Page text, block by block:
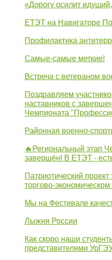
«Дорогу осилит
ЕТЭТ на Навигаторе
Профилактика
Самые-самые меткие!
Встреча с ветераном
Поздравляем
наставников с
Чемпионата
Районная военно-
🔥Региональный этап
завершён! В ЕТЭТ -
Патриотический
торгово-
Мы на Фестивале
Лыжня России
Как скоро наши
представителями